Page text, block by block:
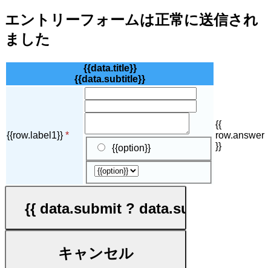
エントリーフォームは正常に送信され
ました
{{data.title}}
{{data.subtitle}}
{{row.label1}} *
{{option}}
{{
row.answer
}}
キャンセル